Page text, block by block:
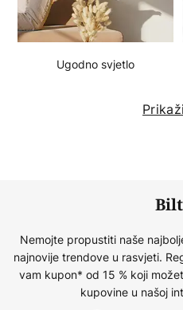
Ugodno svjetlo
Nemojte propustiti naše
najnovije trendove u rasvjeti.
vam kupon* od 15 % koji
kupovine u našoj